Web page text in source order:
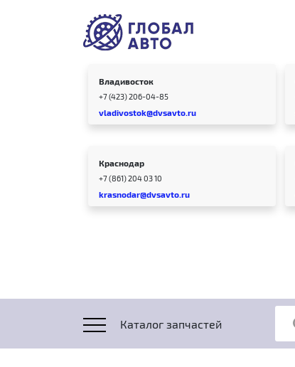
Владивосток
+7 (423) 206-04-85
vladivostok@dvsavto.ru
Краснодар
+7 (861) 204 03 10
krasnodar@dvsavto.ru
Каталог запчастей